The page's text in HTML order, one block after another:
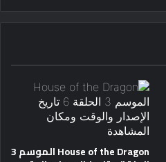
House of the Dragon الموسم 3